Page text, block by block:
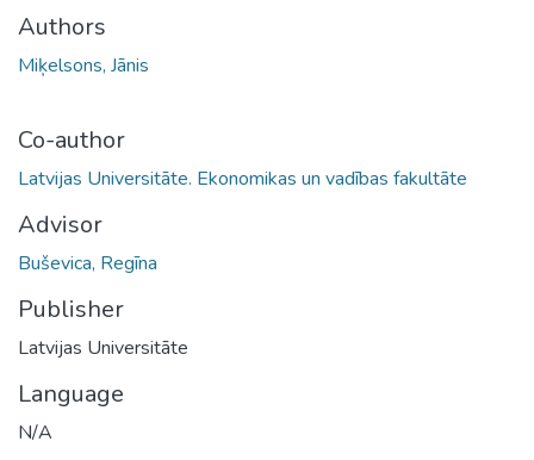
Authors
Miķelsons, Jānis
Co-author
Latvijas Universitāte. Ekonomikas un vadības fakultāte
Advisor
Buševica, Regīna
Publisher
Latvijas Universitāte
Language
N/A